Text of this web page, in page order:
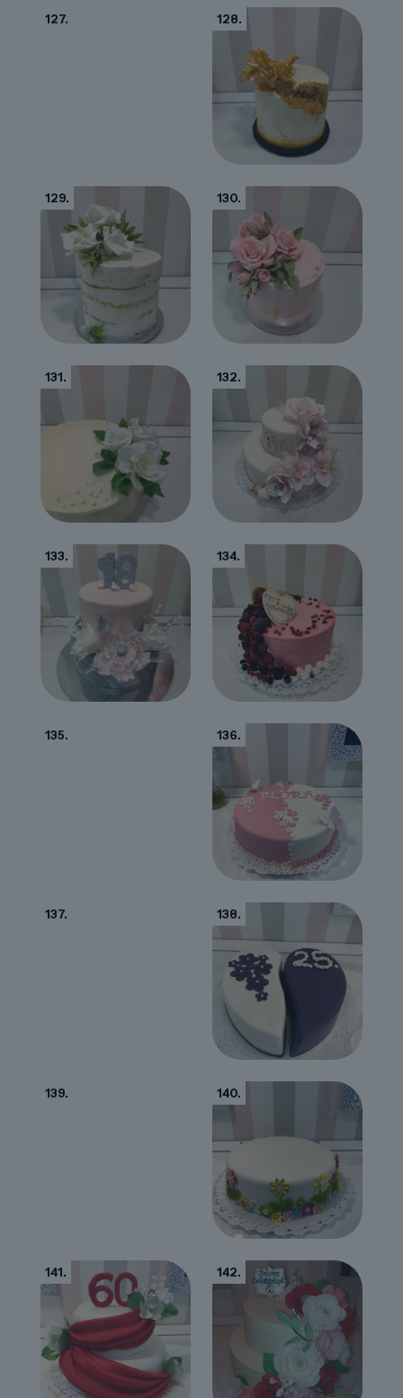
127. 128.
129. 130.
131. 132.
133. 134.
135. 136.
137. 138.
139. 140.
141. 142.